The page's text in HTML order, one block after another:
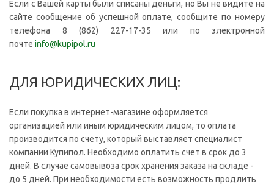
Если с Вашей карты были списаны деньги, но Вы не видите на
сайте сообщение об успешной оплате, сообщите по номеру
телефона 8 (862) 227-17-35 или по электронной
почте info@kupipol.ru
ДЛЯ ЮРИДИЧЕСКИХ ЛИЦ:
Если покупка в интернет-магазине оформляется
организацией или иным юридическим лицом, то оплата
производится по счету, который выставляет специалист
компании Купипол. Необходимо оплатить счет в срок до 3
дней. В случае самовывоза срок хранения заказа на складе -
до 5 дней. При необходимости есть возможность продлить